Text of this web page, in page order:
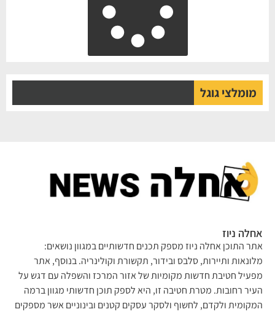
מומלצי גוגל
ניוז
התוכן אחלה ניוז מספק תכנים חדשותיים במגוון נושאים:
ותיירות, סלבס ובידור, תקשורת וקולינריה. בנוסף, אתר
חטיבת חדשות מקומיות של אזור המרכז והשפלה עם דגש על
רחובות. מטרת חטיבה זו, היא לספק תוכן חדשותי מגוון ברמה
ולקדם, לחשוף ולסקר עסקים קטנים ובינוניים אשר מספקים